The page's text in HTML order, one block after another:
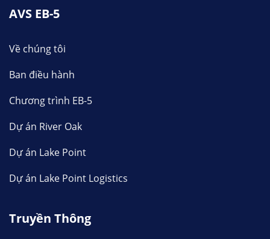
AVS EB-5
Về chúng tôi
Ban điều hành
Chương trình EB-5
Dự án River Oak
Dự án Lake Point
Dự án Lake Point Logistics
Truyền Thông